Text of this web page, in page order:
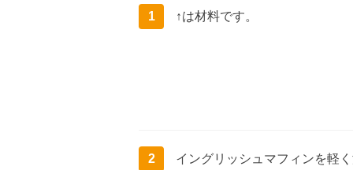
1 ↑は材料です。
2
イングリッシュマフィンを軽